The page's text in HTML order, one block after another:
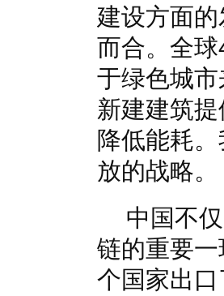
建设方面
而合。全
于绿色城
新建建筑
降低能耗
放的战略。
中国不
链的重要
个国家出